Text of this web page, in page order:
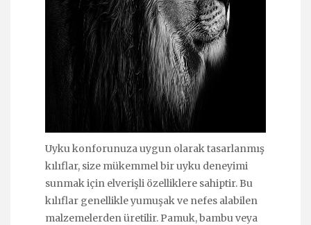
Uyku konforunuza uygun olarak tasarlanmış
kılıflar, size mükemmel bir uyku deneyimi
sunmak için elverişli özelliklere sahiptir. Bu
kılıflar genellikle yumuşak ve nefes alabilen
malzemelerden üretilir. Pamuk, bambu veya